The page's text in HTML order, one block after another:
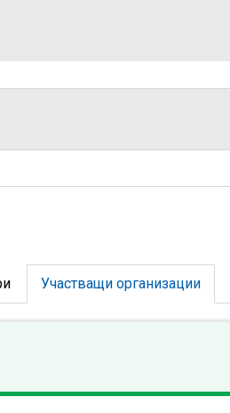
Участващи организации